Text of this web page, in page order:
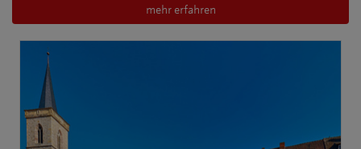
mehr erfahren